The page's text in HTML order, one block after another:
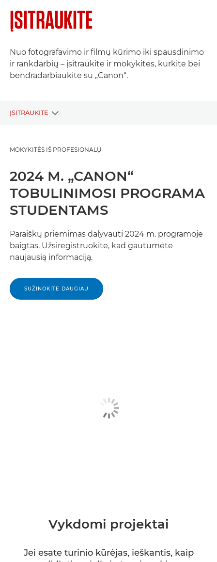
ĮSITRAUKITE
Nuo fotografavimo ir filmų kūrimo iki spausdinimo
ir rankdarbių – įsitraukite ir mokykitės, kurkite bei
bendradarbiaukite su „Canon“.
ĮSITRAUKITE
MOKYKITĖS IŠ PROFESIONALŲ
2024 M. „CANON“
TOBULINIMOSI PROGRAMA
STUDENTAMS
Paraiškų priėmimas dalyvauti 2024 m. programoje
baigtas. Užsiregistruokite, kad gautumėte
naujausią informaciją.
SUŽINOKITE DAUGIAU
Vykdomi projektai
Jei esate turinio kūrėjas, ieškantis, kaip